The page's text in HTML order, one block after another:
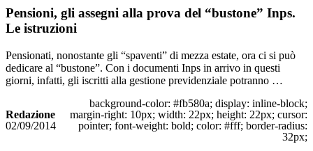
Pensioni, gli assegni alla prova del “bustone” Inps.
Le istruzioni
Pensionati, nonostante gli “spaventi” di mezza estate, ora ci si può
dedicare al “bustone”. Con i documenti Inps in arrivo in questi
giorni, infatti, gli iscritti alla gestione previdenziale potranno …
Redazione
02/09/2014
background-color: #fb580a; display: inline-block;
margin-right: 10px; width: 22px; height: 22px; cursor:
pointer; font-weight: bold; color: #fff; border-radius:
32px;